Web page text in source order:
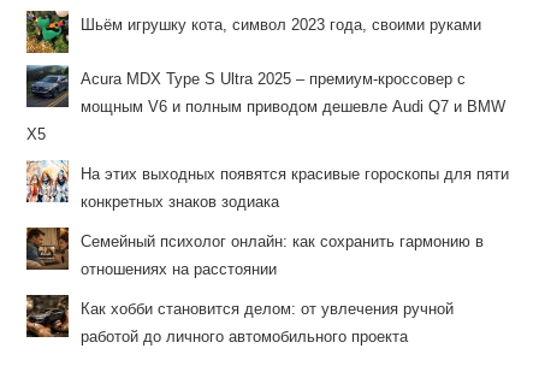
Шьём игрушку кота, символ 2023 года, своими руками
Acura MDX Type S Ultra 2025 – премиум-кроссовер с
мощным V6 и полным приводом дешевле Audi Q7 и BMW
X5
На этих выходных появятся красивые гороскопы для пяти
конкретных знаков зодиака
Семейный психолог онлайн: как сохранить гармонию в
отношениях на расстоянии
Как хобби становится делом: от увлечения ручной
работой до личного автомобильного проекта